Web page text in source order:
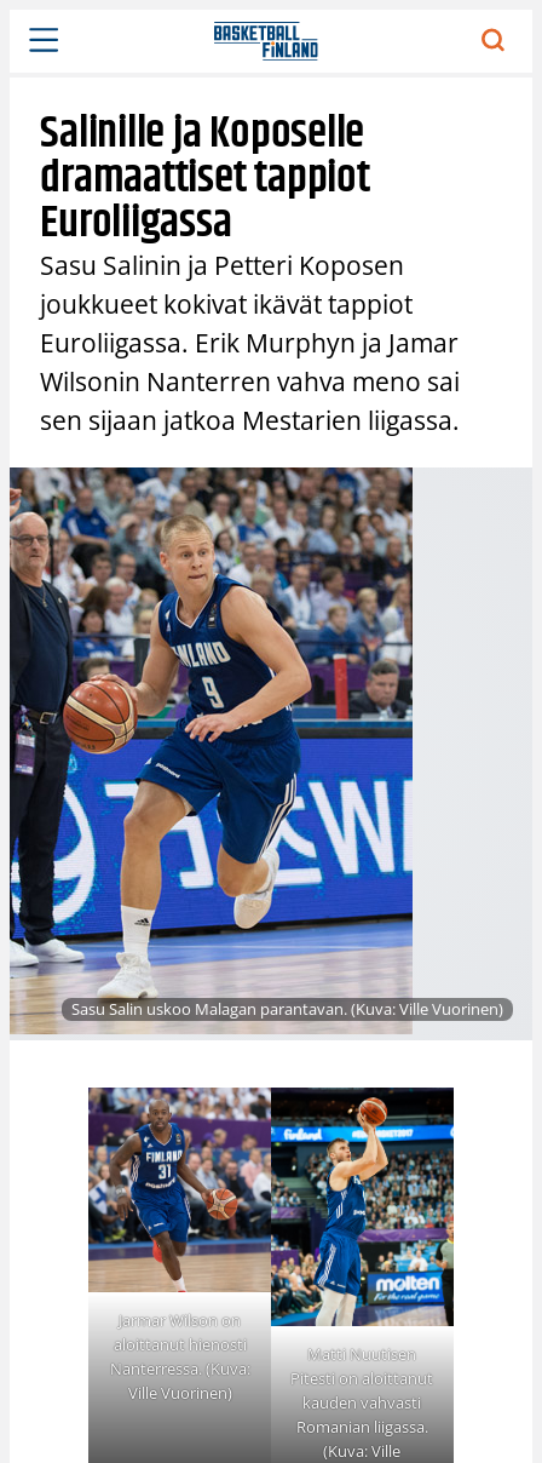
Siirry
sisältöön
Salinille ja Koposelle
dramaattiset tappiot
Euroliigassa
Sasu Salinin ja Petteri Koposen
joukkueet kokivat ikävät tappiot
Euroliigassa. Erik Murphyn ja Jamar
Wilsonin Nanterren vahva meno sai
sen sijaan jatkoa Mestarien liigassa.
Sasu Salin uskoo Malagan parantavan. (Kuva: Ville Vuorinen)
Jarmar Wilson on
aloittanut hienosti
Nanterressa. (Kuva:
Ville Vuorinen)
Matti Nuutisen
Pitesti on aloittanut
kauden vahvasti
Romanian liigassa.
(Kuva: Ville